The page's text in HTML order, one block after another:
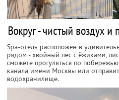
Вокруг - чистый воздух
Spa-отель расположен в
рядом - хвойный лес с ёжиками,
сможете прогуляться по
канала имени Москвы или
водохранилище.